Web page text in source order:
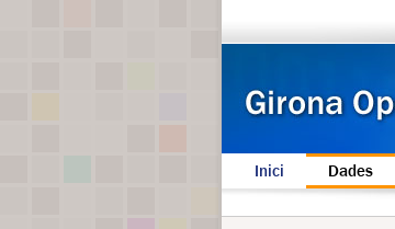
Inici Dades